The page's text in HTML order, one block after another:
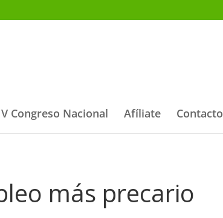
V Congreso Nacional Afíliate Contacto
más precario